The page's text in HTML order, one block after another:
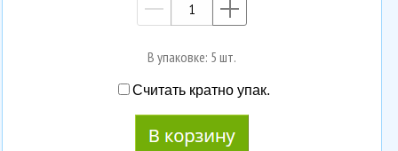
—
В упаковке: 5 шт.
Считать кратно упак.